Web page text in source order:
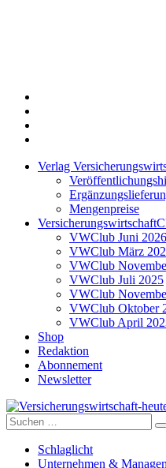
Verlag
Mengenpreise
VWClub Juni 2026
VWClub März
VWClub
VWClub Juli 2025
VWClub
VWClub Oktober
VWClub April
Shop
Redaktion
Abonnement
Newsletter
Versicherungswirtschaft-heute
Suche
nach:
Schlaglicht
Unternehmen &